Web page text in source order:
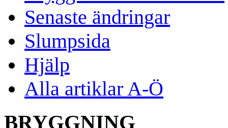
Senaste ändringar
Slumpsida
Hjälp
Alla artiklar A-Ö
BRYGGNING